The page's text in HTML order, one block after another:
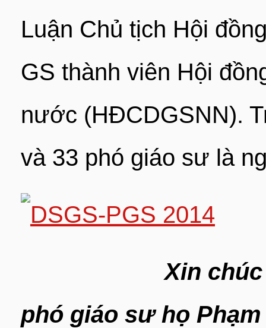
Luận Chủ tịch Hội
GS thành viên Hội
nước (HĐCDGSNN).
và 33 phó giáo sư là
Xin chúc
phó giáo sư họ